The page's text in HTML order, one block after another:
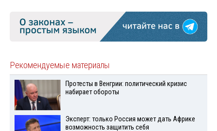
Рекомендуемые материалы
Протесты в Венгрии: политический кризис
набирает обороты
Эксперт: только Россия может дать Африке
возможность защитить себя